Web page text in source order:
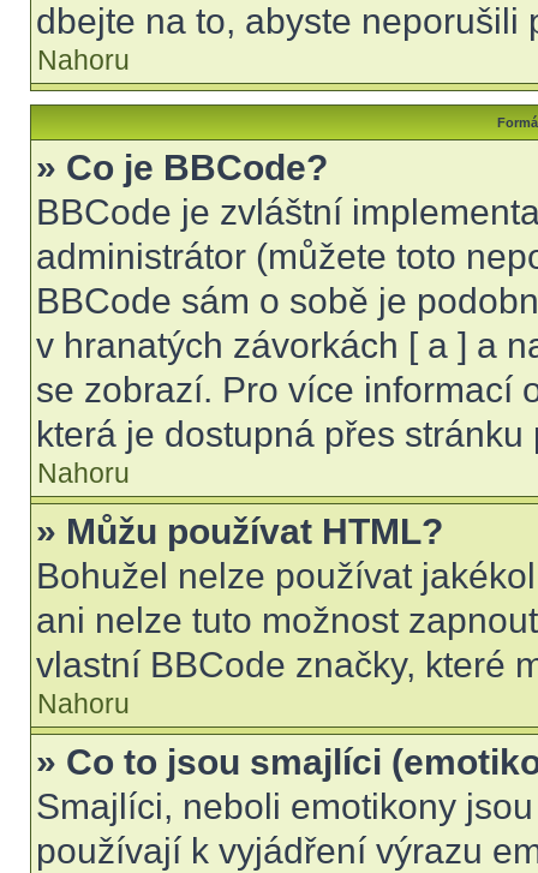
dbejte na to, abyste neporušili
Nahoru
» Co je BBCode?
BBCode je zvláštní
administrátor (můžete toto
BBCode sám o sobě je
v hranatých závorkách [ a ] a
se zobrazí. Pro více informací
která je dostupná přes stránku
Nahoru
» Můžu používat HTML?
Bohužel nelze používat
ani nelze tuto možnost
vlastní BBCode značky, které
Nahoru
» Co to jsou smajlíci
Smajlíci, neboli emotikony
používají k vyjádření výrazu